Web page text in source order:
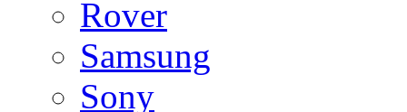
Rover
Samsung
Sony